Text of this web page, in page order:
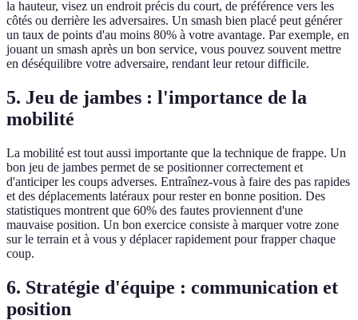
la hauteur, visez un endroit précis du court, de préférence vers les
côtés ou derrière les adversaires. Un smash bien placé peut générer
un taux de points d'au moins 80% à votre avantage. Par exemple, en
jouant un smash après un bon service, vous pouvez souvent mettre
en déséquilibre votre adversaire, rendant leur retour difficile.
5. Jeu de jambes : l'importance de la
mobilité
La mobilité est tout aussi importante que la technique de frappe. Un
bon jeu de jambes permet de se positionner correctement et
d'anticiper les coups adverses. Entraînez-vous à faire des pas rapides
et des déplacements latéraux pour rester en bonne position. Des
statistiques montrent que 60% des fautes proviennent d'une
mauvaise position. Un bon exercice consiste à marquer votre zone
sur le terrain et à vous y déplacer rapidement pour frapper chaque
coup.
6. Stratégie d'équipe : communication et
position